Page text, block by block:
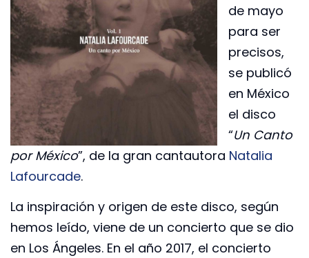
de mayo
para ser
precisos,
se publicó
en México
el disco
“Un Canto
por México”, de la gran cantautora Natalia
Lafourcade.
La inspiración y origen de este disco, según
hemos leído, viene de un concierto que se dio
en Los Ángeles. En el año 2017, el concierto